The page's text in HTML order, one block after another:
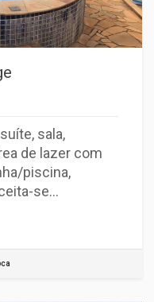
sala,
de lazer com
piscina,
se…